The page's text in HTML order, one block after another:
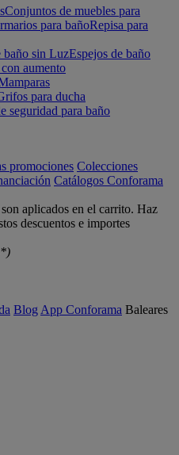
Conjuntos de muebles para
para bañoRepisa para
baño sin LuzEspejos de baño
aumento
para ducha
seguridad para baño
promociones Colecciones
Catálogos Conforama
aplicados en el carrito. Haz
descuentos e importes
Blog App Conforama Baleares